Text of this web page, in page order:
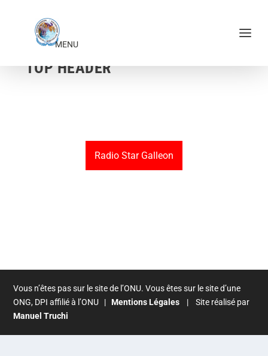
TOP HEADER
Radio Star Galleon
Vous n’êtes pas sur le site de l’ONU. Vous êtes sur le site d’une
ONG, DPI affilié à l’ONU | Mentions Légales | Site réalisé par
Manuel Truchi